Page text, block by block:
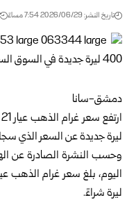
تاريخ النشر: 2026/06/29 7:54 مساءً
دمشق-سانا
ارتفع سعر غرام الذهب
ليرة جديدة ‏عن السعر الذي
وحسب النشرة الصادرة عن
ليرة شراءً. ‏ ‏